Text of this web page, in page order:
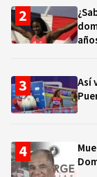
Así